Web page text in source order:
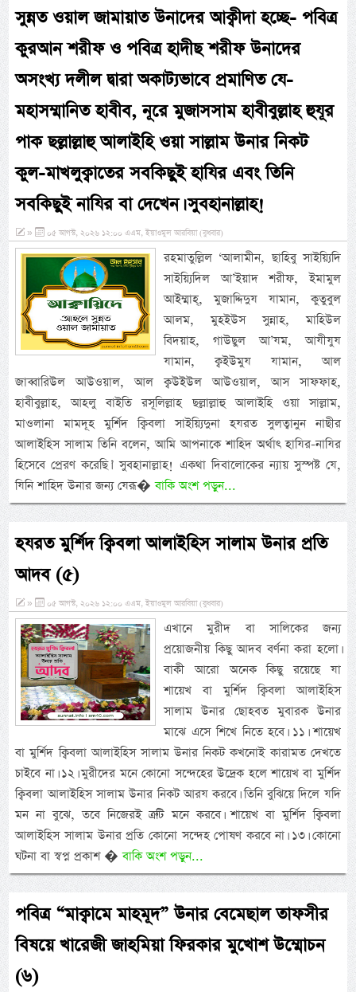
সুন্নত ওয়াল জামায়াত উনাদের আক্বীদা হচ্ছে- পবিত্র
কুরআন শরীফ ও পবিত্র হাদীছ শরীফ উনাদের
অসংখ্য দলীল দ্বারা অকাট্যভাবে প্রমাণিত যে-
মহাসম্মানিত হাবীব, নূরে মুজাসসাম হাবীবুল্লাহ হুযূর
পাক ছল্লাল্লাহু আলাইহি ওয়া সাল্লাম উনার নিকট
কুল-মাখলুক্বাতের সবকিছুই হাযির এবং তিনি
সবকিছুই নাযির বা দেখেন। সুবহানাল্লাহ!
» ০৫ আগস্ট, ২০২৬ ১২:০০ এএম, ইয়াওমুল আরবিয়া (বুধবার)
রহমাতুল্লিল ‘আলামীন, ছাহিবু সাইয়্যিদি
সাইয়্যিদিল আ’ইয়াদ শরীফ, ইমামুল
আইম্মাহ্, মুজাদ্দিদুয যামান, কুতুবুল
আলম, মুহইউস সুন্নাহ, মাহিউল
বিদয়াহ, গাউছুল আ’যম, আযীযুয
যামান, ক্বইউমুয যামান, আল
জাব্বারিউল আউওয়াল, আল ক্বউইউল আউওয়াল, আস সাফফাহ,
হাবীবুল্লাহ, আহলু বাইতি রসূলিল্লাহ ছল্লাল্লাহু আলাইহি ওয়া সাল্লাম,
মাওলানা মামদূহ মুর্শিদ ক্বিবলা সাইয়্যিদুনা হযরত সুলত্বানুন নাছীর
আলাইহিস সালাম তিনি বলেন, আমি আপনাকে শাহিদ অর্থাৎ হাযির-নাযির
হিসেবে প্রেরণ করেছি।’ সুবহানাল্লাহ! একথা দিবালোকের ন্যায় সুস্পষ্ট যে,
যিনি শাহিদ উনার জন্য যেরূ�বাকি অংশ পড়ুন...
হযরত মুর্শিদ ক্বিবলা আলাইহিস সালাম উনার প্রতি
আদব (৫)
» ০৫ আগস্ট, ২০২৬ ১২:০০ এএম, ইয়াওমুল আরবিয়া (বুধবার)
এখানে মুরীদ বা সালিকের জন্য
প্রয়োজনীয় কিছু আদব বর্ণনা করা হলো।
বাকী আরো অনেক কিছু রয়েছে যা
শায়েখ বা মুর্শিদ ক্বিবলা আলাইহিস
সালাম উনার ছোহবত মুবারক উনার
মাঝে এসে শিখে নিতে হবে। ১১। শায়েখ
বা মুর্শিদ ক্বিবলা আলাইহিস সালাম উনার নিকট কখনোই কারামত দেখতে
চাইবে না। ১২। মুরীদের মনে কোনো সন্দেহের উদ্রেক হলে শায়েখ বা মুর্শিদ
ক্বিবলা আলাইহিস সালাম উনার নিকট আরয করবে। তিনি বুঝিয়ে দিলে যদি
মন না বুঝে, তবে নিজেরই ত্রুটি মনে করবে। শায়েখ বা মুর্শিদ ক্বিবলা
আলাইহিস সালাম উনার প্রতি কোনো সন্দেহ পোষণ করবে না। ১৩। কোনো
ঘটনা বা স্বপ্ন প্রকাশ �বাকি অংশ পড়ুন...
পবিত্র “মাক্বামে মাহমূদ” উনার বেমেছাল তাফসীর
বিষয়ে খারেজী জাহমিয়া ফিরকার মুখোশ উম্মোচন
(৬)